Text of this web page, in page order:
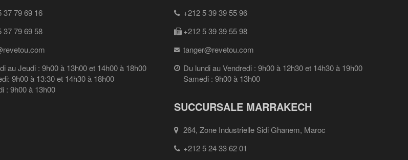
37 79 69 16
37 79 69 58
au Jeudi : 9h00 à 13h00 et 14h00 à 18h00
9h00 à 13:30 et 14h30 à 18h00
: 9h00 à 13h00
+212 5 39 39 55 96
+212 5 39 39 55 98
tanger@revetou.com
Du lundi au Vendredi : 9h00 à 12h30 et 14h30 à 19h00
Samedi : 9h00 à 13h00
SUCCURSALE MARRAKECH
264, Zone Industrielle Sidi Ghanem, Maroc
+212 5 24 33 62 01